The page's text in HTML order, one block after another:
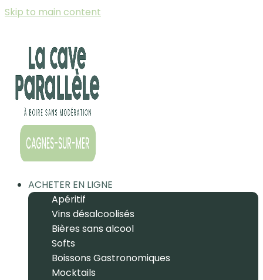
Skip to main content
ACHETER EN LIGNE
Apéritif
Vins désalcoolisés
Bières sans alcool
Softs
Boissons Gastronomiques
Mocktails